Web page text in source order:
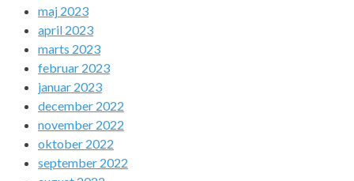
maj 2023
april 2023
marts 2023
februar 2023
januar 2023
december 2022
november 2022
oktober 2022
september 2022